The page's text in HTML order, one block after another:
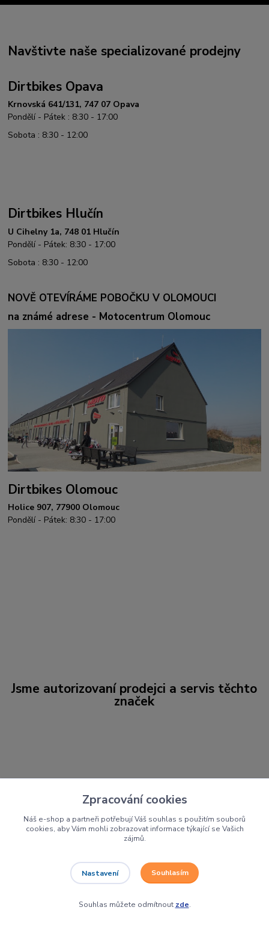
Navštivte naše specializované prodejny
Dirtbikes Opava
Krnovská 641/131, 747 07 Opava
Pondělí - Pátek : 8:30 - 17:00
Sobota : 8:30 - 12:00
Dirtbikes Hlučín
U Cihelny 1a, 748 01 Hlučín
Pondělí - Pátek: 8:30 - 17:00
Sobota : 8:30 - 12:00
NOVĚ OTEVÍRÁME POBOČKU V OLOMOUCI
na známé adrese - Motocentrum Olomouc
Dirtbikes Olomouc
Holice 907, 77900 Olomouc
Pondělí - Pátek: 8:30 - 17:00
Jsme autorizovaní prodejci a servis těchto
značek
Zpracování cookies
Náš e-shop a partneři potřebují Váš souhlas s použitím souborů
cookies, aby Vám mohli zobrazovat informace týkající se Vašich
zájmů.
Nastavení Souhlasím
Souhlas můžete odmítnout zde.